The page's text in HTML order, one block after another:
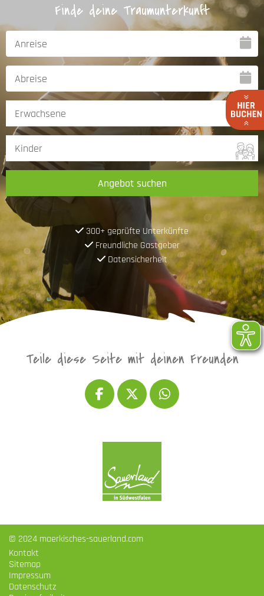
Finde deine Traumunterkunft
Angebot suchen
300+ geprüfte Unterkünfte
Freundliche Gastgeber
Datensicherheit
Teile diese Seite mit deinen Freunden
© 2024 maerkisches-sauerland.com
Kontakt
Sitemap
Impressum
Datenschutz